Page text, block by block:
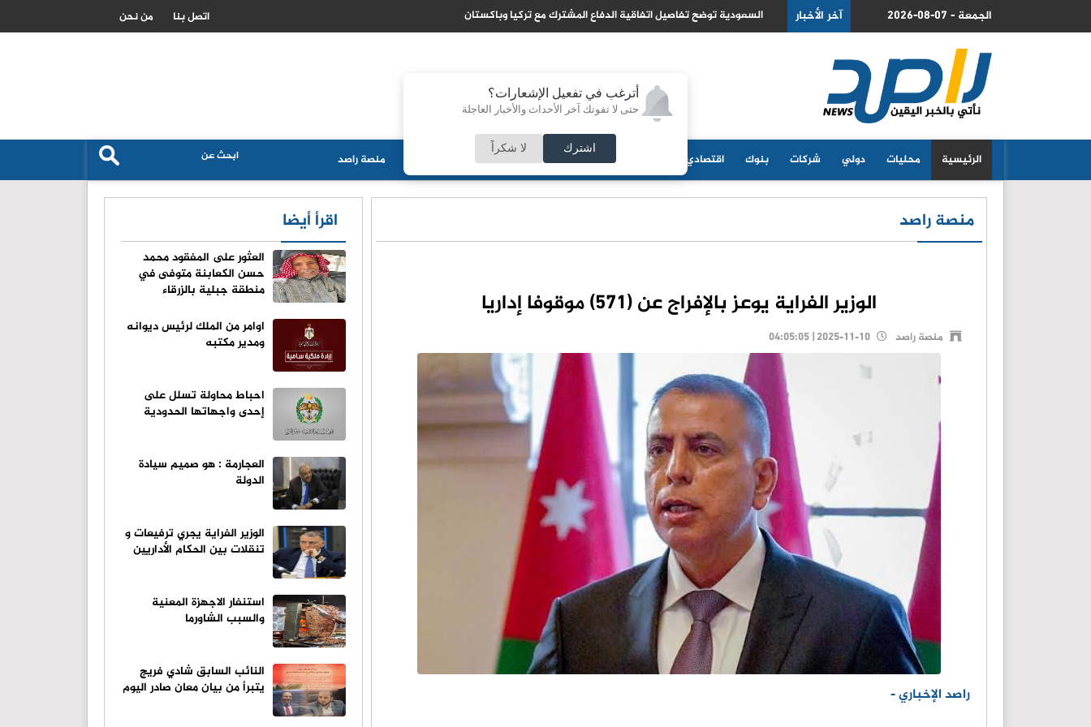
أترغب في تفعيل الإشعارات؟
حتى لا تفوتك آخر الأحداث والأخبار العاجلة
اشترك لا شكراً
2026-08-07 - الجمعة آخر الأخبار الكعابنة متوفى في منطقة جبلية بالزرقاء السعودية توضح تفاصيل اتفاقية الدفاع المشترك مع تركيا وباكستان بيانات التوظيف الاميركية تهبط بعوائد سندات الخزانة وتغير مسار
من نحن اتصل بنا
الرئيسية محليات دولي شركات بنوك اقتصادي منوعات ثقافة مجلس الأمة منصة راصد
منصة راصد
الوزير الفراية يوعز بالإفراج عن (571) موقوفا إداريا
منصة راصد
راصد الإخباري -
اقرأ أيضا
العثور على المفقود محمد
حسن الكعابنة متوفى في
منطقة جبلية بالزرقاء
اوامر من الملك لرئيس ديوانه
ومدير مكتبه
احباط محاولة تسلل على
إحدى واجهاتها الحدودية
العجارمة : هو صميم سيادة
الدولة
الوزير الفراية يجري ترفيعات و
تنقلات بين الحكام الأداريين
استنفار الاجهزة المعنية
والسبب الشاورما
النائب السابق شادي فريج
يتبرأ من بيان معان صادر اليوم